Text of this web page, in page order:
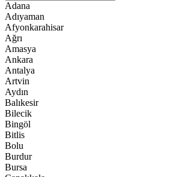
Adana
Adıyaman
Afyonkarahisar
Ağrı
Amasya
Ankara
Antalya
Artvin
Aydın
Balıkesir
Bilecik
Bingöl
Bitlis
Bolu
Burdur
Bursa